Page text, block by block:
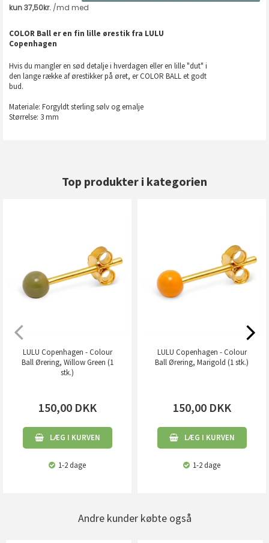
COLOR Ball er en fin lille ørestik fra LULU
Copenhagen
Hvis du mangler en sød detalje i hverdagen eller en lille "dut" i
den lange række af ørestikker på øret, er COLOR BALL et godt
bud.
Materiale: Forgyldt sterling sølv og emalje
Størrelse: 3 mm
Top produkter i kategorien
LULU Copenhagen - Colour
Ball Ørering, Willow Green (1
stk.)
150,00 DKK
LÆG I KURVEN
1-2 dage
LULU Copenhagen - Colour
Ball Ørering, Marigold (1 stk.)
150,00 DKK
LÆG I KURVEN
1-2 dage
Andre kunder købte også